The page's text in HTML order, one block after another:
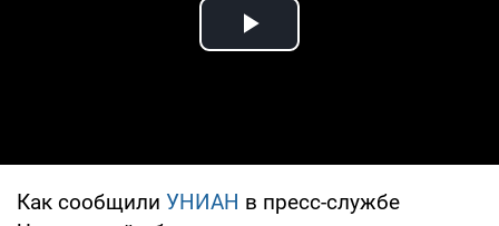
Play Video
Как сообщили УНИАН в пресс-службе